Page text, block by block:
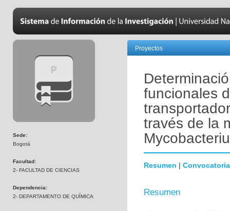
Sede:
Bogotá
Facultad:
2- FACULTAD DE CIENCIAS
Dependencia:
2- DEPARTAMENTO DE QUÍMICA
Proyectos
funcionales
través de la
Resumen | Convocatoria
Resumen